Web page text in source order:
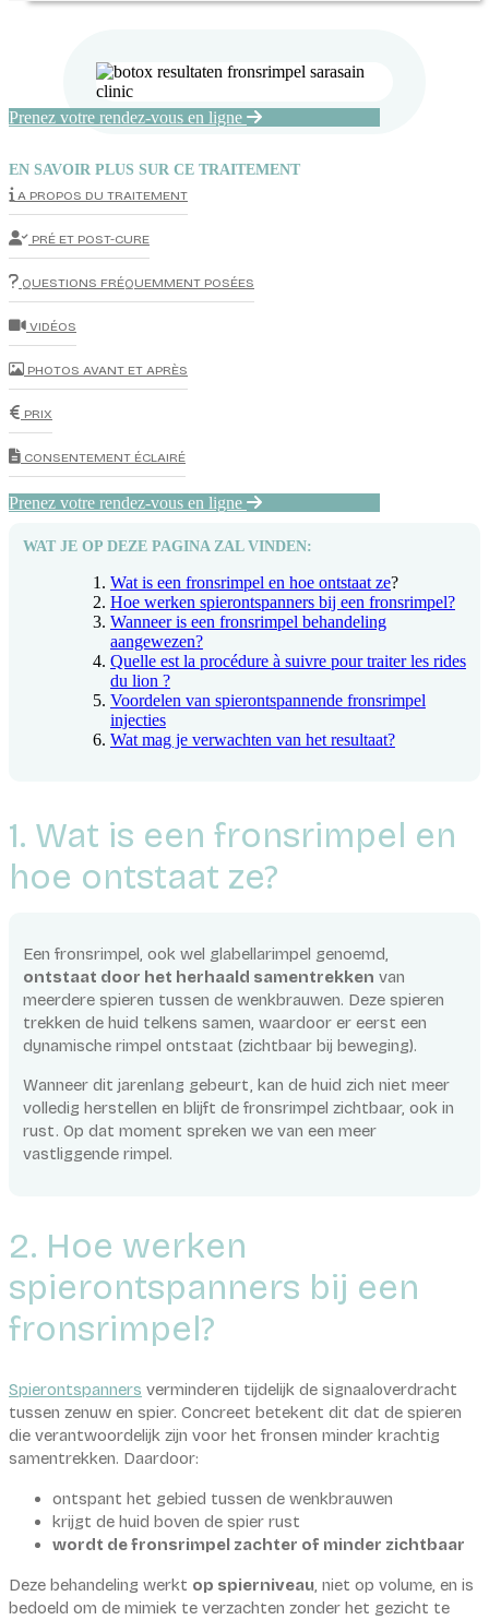
Prenez votre rendez-vous en ligne
WAT JE OP DEZE PAGINA ZAL VINDEN:
Wat is een fronsrimpel en hoe ontstaat ze?
Hoe werken spierontspanners bij een fronsrimpel?
Wanneer is een fronsrimpel behandeling
aangewezen?
Quelle est la procédure à suivre pour traiter les rides
du lion ?
Voordelen van spierontspannende fronsrimpel
injecties
Wat mag je verwachten van het resultaat?
EN SAVOIR PLUS SUR CE TRAITEMENT
A PROPOS DU TRAITEMENT
PRÉ ET POST-CURE
QUESTIONS FRÉQUEMMENT POSÉES
VIDÉOS
PHOTOS AVANT ET APRÈS
PRIX
CONSENTEMENT ÉCLAIRÉ
Prenez votre rendez-vous en ligne
1. Wat is een fronsrimpel en
hoe ontstaat ze?
Een fronsrimpel, ook wel glabellarimpel genoemd,
ontstaat door het herhaald samentrekken van
meerdere spieren tussen de wenkbrauwen. Deze spieren
trekken de huid telkens samen, waardoor er eerst een
dynamische rimpel ontstaat (zichtbaar bij beweging).
Wanneer dit jarenlang gebeurt, kan de huid zich niet meer
volledig herstellen en blijft de fronsrimpel zichtbaar, ook in
rust. Op dat moment spreken we van een meer
vastliggende rimpel.
2. Hoe werken
spierontspanners bij een
fronsrimpel?
Spierontspanners verminderen tijdelijk de signaaloverdracht
tussen zenuw en spier. Concreet betekent dit dat de spieren
die verantwoordelijk zijn voor het fronsen minder krachtig
samentrekken. Daardoor:
ontspant het gebied tussen de wenkbrauwen
krijgt de huid boven de spier rust
wordt de fronsrimpel zachter of minder zichtbaar
Deze behandeling werkt op spierniveau, niet op volume, en is
bedoeld om de mimiek te verzachten zonder het gezicht te